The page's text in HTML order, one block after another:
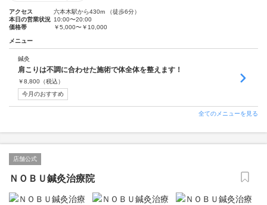
アクセス
六本木駅から430m （徒歩6分）
本日の営業状況 10:00〜20:00
価格帯
￥5,000〜￥10,000
メニュー
鍼灸
肩こりは不調に合わせた施術で体全体を整えます！
￥8,800 （税込）
今月のおすすめ
全てのメニューを見る
店舗公式
ＮＯＢＵ鍼灸治療院